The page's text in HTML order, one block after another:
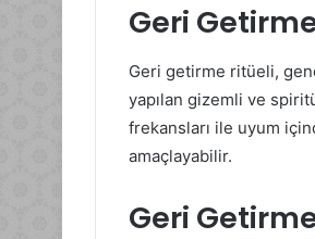
Geri
Geri getirme ritüeli,
yapılan gizemli ve
frekansları ile uyum
amaçlayabilir.
Geri